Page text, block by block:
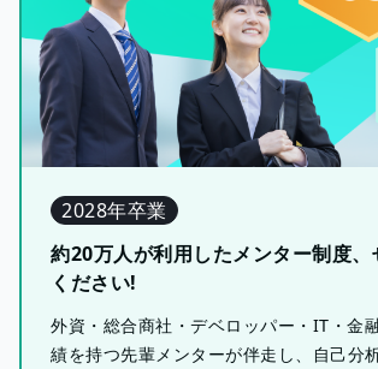
2028年卒業
約20万人が利用したメンター制度、
ください!
外資・総合商社・デベロッパー・IT・金
績を持つ先輩メンターが伴走し、自己分